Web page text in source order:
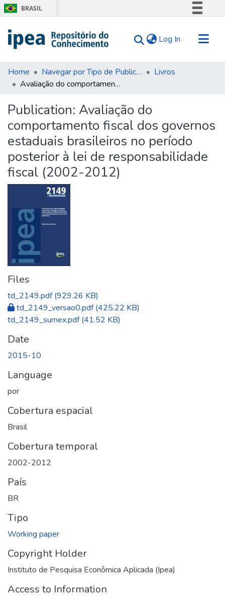
BRASIL
Comunica BR
Acesso à informação
Log In (current)
Communities & Collections
Search for
Statistics
About Us
Home Navegar por Tipo de Publicação
Livros
Avaliação do comportamento fiscal dos governos estaduais brasileiros no período posterior à lei de responsabilidade fiscal (2002-2012)
Publication: Avaliação do
comportamento fiscal dos governos
estaduais brasileiros no período
posterior à lei de responsabilidade
fiscal (2002-2012)
Files
td_2149.pdf(929.26 KB)
td_2149_versao0.pdf(425.22 KB)
td_2149_sumex.pdf(41.52 KB)
Date
2015-10
Language
por
Cobertura espacial
Brasil
Cobertura temporal
2002-2012
País
BR
Tipo
Working paper
Copyright Holder
Instituto de Pesquisa Econômica Aplicada (Ipea)
Access to Information